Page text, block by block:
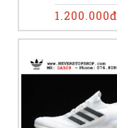
1.200.000đ